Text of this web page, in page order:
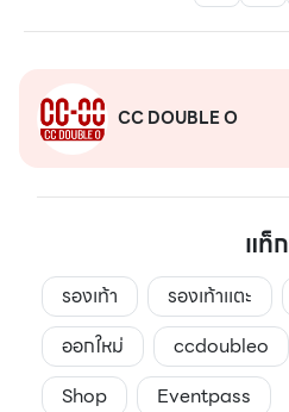
CC DOUBLE O
แท็ก
รองเท้า รองเท้าเเตะ
ออกใหม่
ccdoubleo
Shop
Eventpass